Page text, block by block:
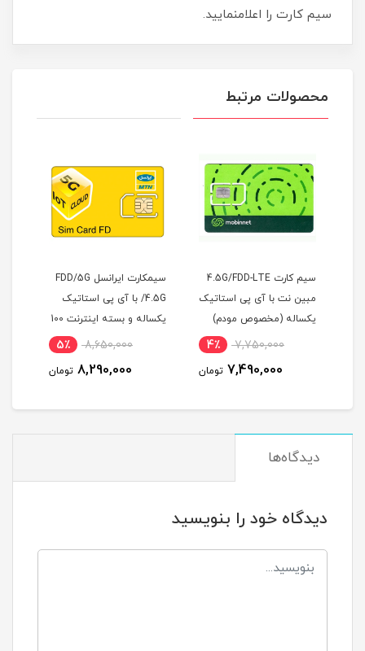
سیم کارت را اعلامنمایید.
محصولات مرتبط
سیم کارت 4.5G/FDD-LTE
مبین نت با آی پی استاتیک
یکساله (مخصوص مودم)
7,750,000 4٪
7,490,000 تومان
سیمکارت ایرانسل FDD/5G
/4.5G با آی پی استاتیک
یکساله و بسته اینترنت 100
گیگ یکساله (مخصوص
8,650,000 5٪
8,290,000 تومان
دیدگاه‌ها
دیدگاه خود را بنویسید